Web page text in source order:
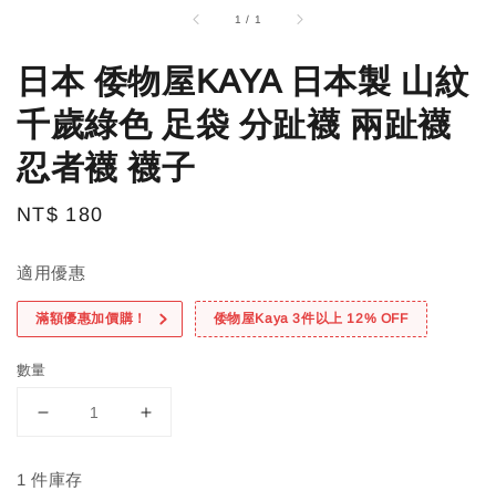
1 / 1
日本 倭物屋KAYA 日本製 山紋
千歲綠色 足袋 分趾襪 兩趾襪
忍者襪 襪子
Regular
NT$ 180
適用優惠
滿額優惠加價購！ 倭物屋Kaya 3件以上 12% OFF
數量
1 件庫存